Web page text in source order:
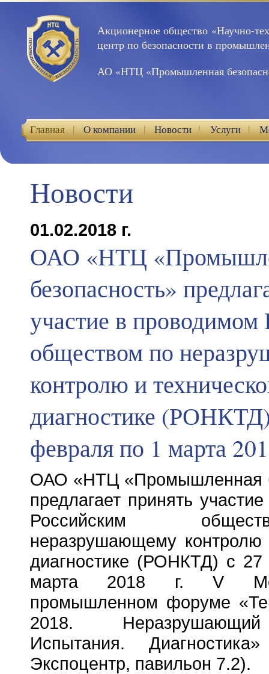
Акционерное общество «Научно-
центр по безопасности в
АО «НТЦ «Промышленная
Главная О компании Новости Услуги
Новости
01.02.2018 г.
ОАО «НТЦ
безопасность»
участие в проводимом
обществом по
контролю и
диагностике
февраля по 1 марта
ОАО «НТЦ «Промышленная
предлагает принять
Российским
неразрушающему контролю
диагностике (РОНКТД) с
марта 2018 г. V
промышленном форуме
2018.
Испытания.
Экспоцентр, павильон 7.2).